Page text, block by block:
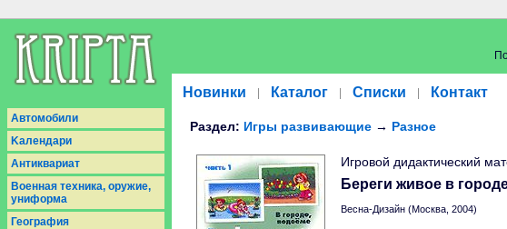
Новинки Каталог Списки Контакт
Aвтомобили
Kалендари
Антиквариат
Военная техника, оружие,
униформа
География
Раздел: Игры развивающие → Разное
Игровой дидактический
Береги живое в
Весна-Дизайн (Москва, 2004)